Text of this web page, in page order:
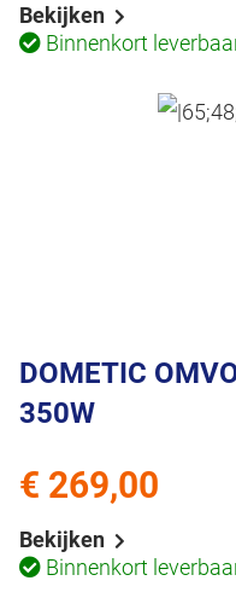
Bekijken
Binnenkort
DOMETIC
350W
Bekijken
Binnenkort
€ 269,00